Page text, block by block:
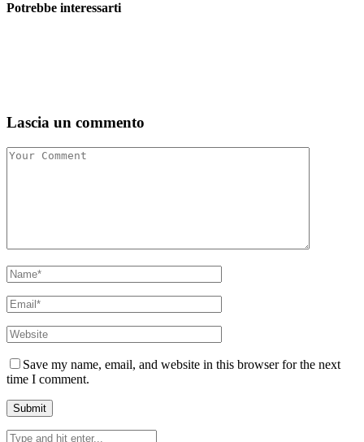
Potrebbe interessarti
Lascia un commento
Save my name, email, and website in this browser for the next
time I comment.